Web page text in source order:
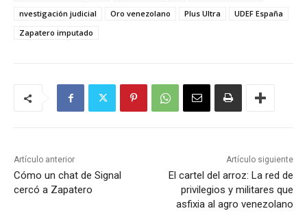
nvestigación judicial
Oro venezolano Plus Ultra
UDEF España
Zapatero imputado
Artículo anterior
Cómo un chat de Signal
cercó a Zapatero
Artículo siguiente
El cartel del arroz: La red de
privilegios y militares que
asfixia al agro venezolano